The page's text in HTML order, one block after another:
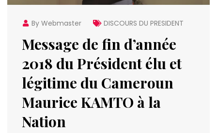
By Webmaster DISCOURS DU PRESIDENT
Message de fin d’année
2018 du Président élu et
légitime du Cameroun
Maurice KAMTO à la
Nation